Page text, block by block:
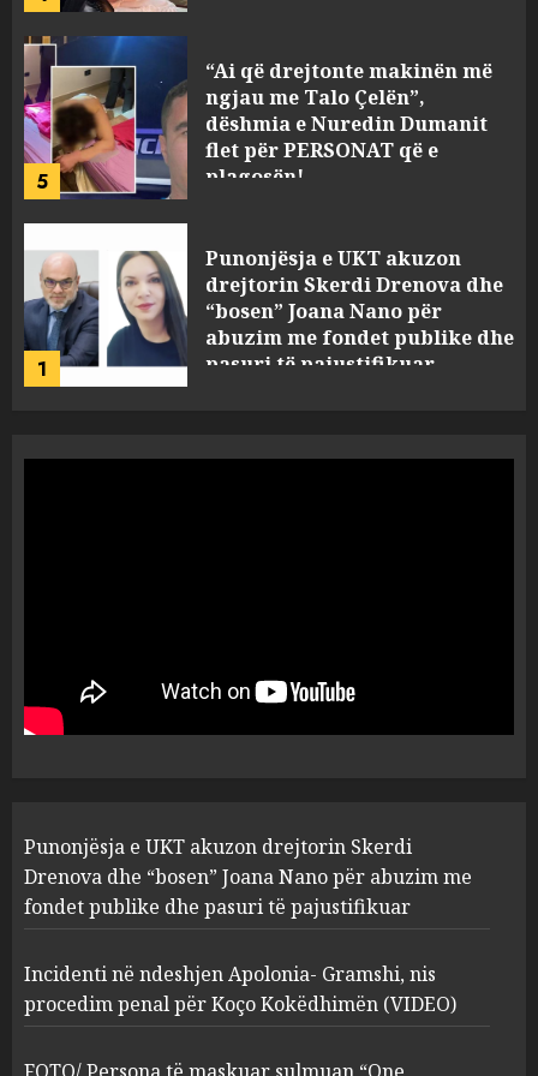
5
“Ai që drejtonte makinën më
ngjau me Talo Çelën”,
dëshmia e Nuredin Dumanit
flet për PERSONAT që e
plagosën!
1
Punonjësja e UKT akuzon
drejtorin Skerdi Drenova dhe
“bosen” Joana Nano për
abuzim me fondet publike dhe
pasuri të pajustifikuar
3
ngjarja u fsheh. A u vodhën
serverat?
MARCH 25, 2025
4
çfarë dënimi kërkon për
Mariela dhe Antonela
Berishën
MARCH 25, 2025
“Ai që drejtonte makinën më
ngjau me Talo Çelën”,
dëshmia e Nuredin Dumanit
Punonjësja e UKT akuzon drejtorin Skerdi
Drenova dhe “bosen” Joana Nano për abuzim me
fondet publike dhe pasuri të pajustifikuar
Incidenti në ndeshjen Apolonia- Gramshi, nis
procedim penal për Koço Kokëdhimën (VIDEO)
FOTO/ Persona të maskuar sulmuan “One